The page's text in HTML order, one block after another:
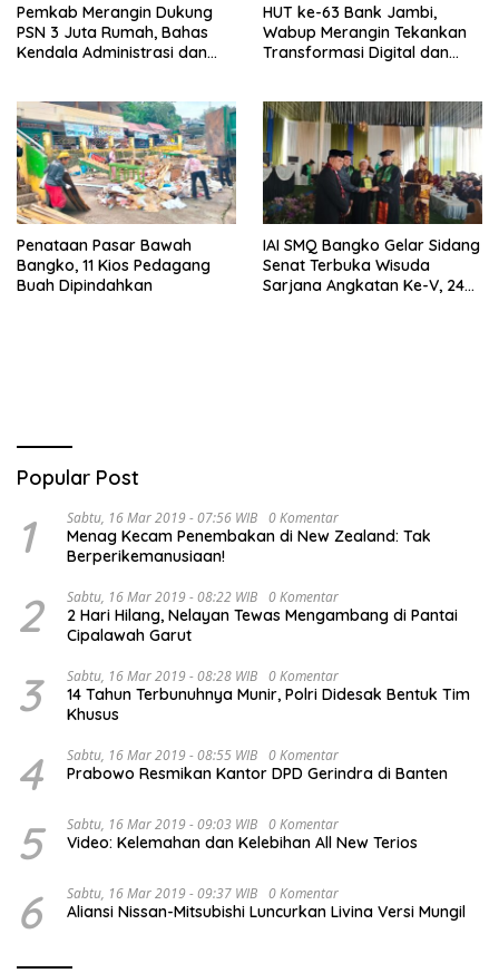
Pemkab Merangin Dukung
PSN 3 Juta Rumah, Bahas
Kendala Administrasi dan
HUT ke-63 Bank Jambi,
Wabup Merangin Tekankan
Transformasi Digital dan
Penataan Pasar Bawah
Bangko, 11 Kios Pedagang
Buah Dipindahkan
IAI SMQ Bangko Gelar Sidang
Senat Terbuka Wisuda
Sarjana Angkatan Ke-V, 243
Popular Post
1 Sabtu, 16 Mar 2019 - 07:56 WIB 0 Komentar
Menag Kecam Penembakan di New Zealand: Tak
Berperikemanusiaan!
2 Sabtu, 16 Mar 2019 - 08:22 WIB 0 Komentar
2 Hari Hilang, Nelayan Tewas Mengambang di Pantai
Cipalawah Garut
3 Sabtu, 16 Mar 2019 - 08:28 WIB 0 Komentar
14 Tahun Terbunuhnya Munir, Polri Didesak Bentuk Tim
Khusus
4 Sabtu, 16 Mar 2019 - 08:55 WIB 0 Komentar
Prabowo Resmikan Kantor DPD Gerindra di Banten
5 Sabtu, 16 Mar 2019 - 09:03 WIB 0 Komentar
Video: Kelemahan dan Kelebihan All New Terios
6 Sabtu, 16 Mar 2019 - 09:37 WIB 0 Komentar
Aliansi Nissan-Mitsubishi Luncurkan Livina Versi Mungil